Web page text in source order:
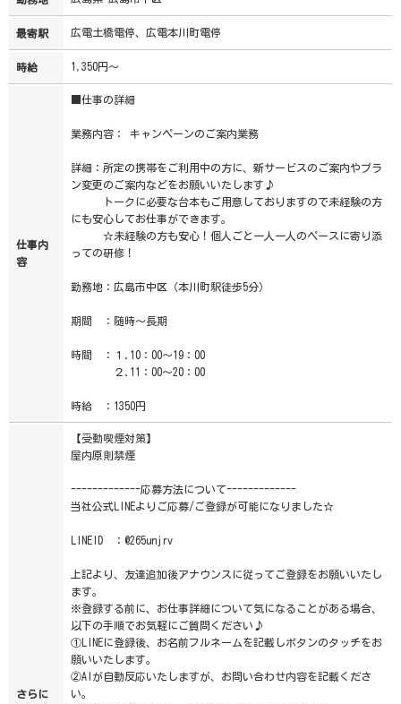
最寄駅 広電土橋電停、広電本川町電停
時給 1,350円～
仕事内
容
■仕事の詳細
業務内容： キャンペーンのご案内業務
詳細：所定の携帯をご利用中の方に、新サービスのご案内やプラ
ン変更のご案内などをお願いいたします♪
トークに必要な台本もご用意しておりますので未経験の方
にも安心してお仕事ができます。
☆未経験の方も安心！個人ごと一人一人のペースに寄り添
っての研修！
勤務地：広島市中区（本川町駅徒歩5分）
期間 ：随時～長期
時間 ：１.10：00～19：00
２.11：00～20：00
時給 ：1350円
さらに
【受動喫煙対策】
屋内原則禁煙
-------------応募方法について-------------
当社公式LINEよりご応募/ご登録が可能になりました☆
LINEID ：@265unjrv
上記より、友達追加後アナウンスに従ってご登録をお願いいたし
ます。
※登録する前に、お仕事詳細について気になることがある場合、
以下の手順でお気軽にご質問ください♪
①LINEに登録後、お名前フルネームを記載しボタンのタッチをお
願いいたします。
②AIが自動反応いたしますが、お問い合わせ内容を記載くださ
い。